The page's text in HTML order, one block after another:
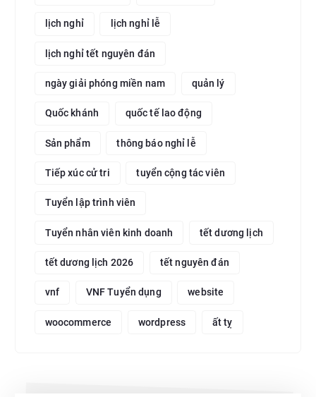
lịch nghỉ lịch nghỉ lễ
lịch nghỉ tết nguyên đán
ngày giải phóng miền nam quản lý
Quốc khánh quốc tế lao động
Sản phẩm thông báo nghỉ lễ
Tiếp xúc cử tri tuyển cộng tác viên
Tuyển lập trình viên
Tuyển nhân viên kinh doanh tết dương lịch
tết dương lịch 2026 tết nguyên đán
vnf VNF Tuyển dụng website
woocommerce wordpress ất tỵ